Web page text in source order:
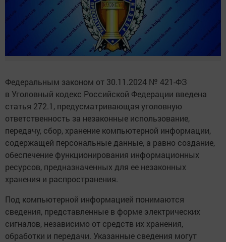
Федеральным законом от 30.11.2024 № 421-ФЗ
в Уголовный кодекс Российской Федерации введена
статья 272.1, предусматривающая уголовную
ответственность за незаконные использование,
передачу, сбор, хранение компьютерной информации,
содержащей персональные данные, а равно создание,
обеспечение функционирования информационных
ресурсов, предназначенных для ее незаконных
хранения и распространения.
Под компьютерной информацией понимаются
сведения, представленные в форме электрических
сигналов, независимо от средств их хранения,
обработки и передачи. Указанные сведения могут